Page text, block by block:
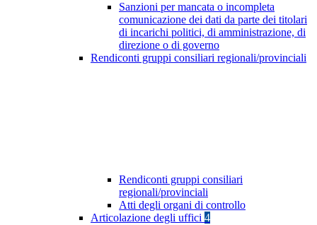
Sanzioni per mancata o incompleta
comunicazione dei dati da parte dei titolari
di incarichi politici, di amministrazione, di
direzione o di governo
Rendiconti gruppi consiliari regionali/provinciali
Rendiconti gruppi consiliari
regionali/provinciali
Atti degli organi di controllo
Articolazione degli uffici 4